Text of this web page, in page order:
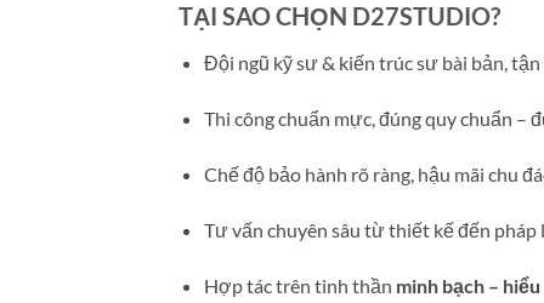
TẠI SAO CHỌN D27STUDIO?
Đội ngũ kỹ sư & kiến trúc sư bài bản,
Thi công chuẩn mực, đúng quy chuẩn –
Chế độ bảo hành rõ ràng, hậu mãi chu
Tư vấn chuyên sâu từ thiết kế đến pháp
Hợp tác trên tinh thần minh bạch –